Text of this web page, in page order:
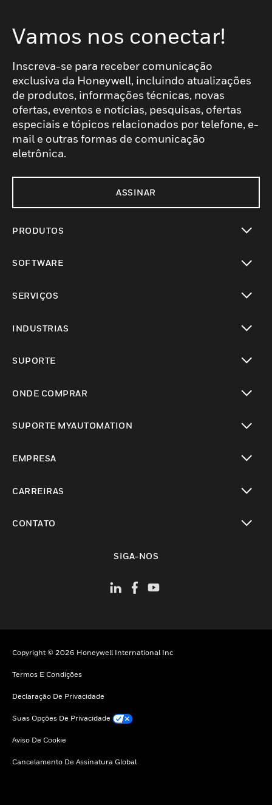
Vamos nos conectar!
Inscreva-se para receber comunicação
exclusiva da Honeywell, incluindo atualizações
de produtos, informações técnicas, novas
ofertas, eventos e notícias, pesquisas, ofertas
especiais e tópicos relacionados por telefone, e-
mail e outras formas de comunicação
eletrônica.
ASSINAR
PRODUTOS
SOFTWARE
SERVIÇOS
INDUSTRIAS
SUPORTE
ONDE COMPRAR
SUPORTE MYAUTOMATION
EMPRESA
CARREIRAS
CONTATO
SIGA-NOS
Copyright © 2026 Honeywell International Inc
Termos E Condições
Declaração De Privacidade
Suas Opções De Privacidade
Aviso De Cookie
Cancelamento De Assinatura Global